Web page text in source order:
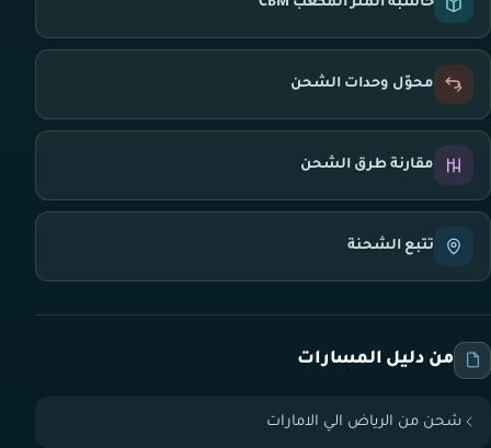
محوّل وحدات الشحن
مقارنة طرق الشحن
تتبع الشحنة
من دليل المسارات
شحن من الرياض الي الامارات